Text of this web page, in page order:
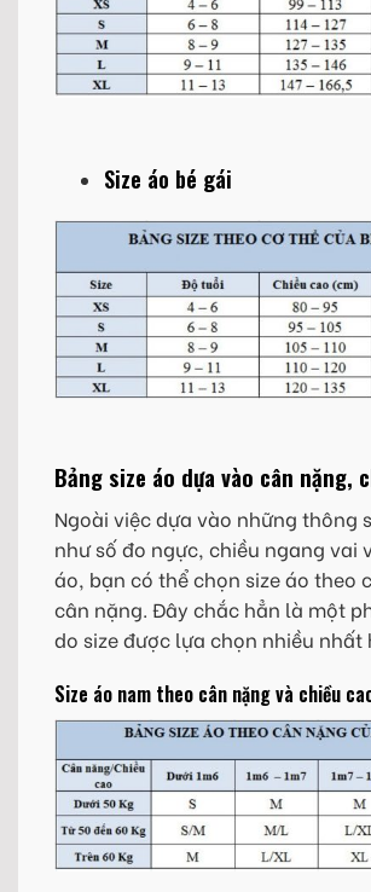
Size áo bé gái
Bảng size áo dựa vào cân nặng,
Ngoài việc dựa vào những thông
như số đo ngực, chiều ngang vai
áo, bạn có thể chọn size áo theo
cân nặng. Đây chắc hẳn là một
do size được lựa chọn nhiều nhất
Size áo nam theo cân nặng và chiều